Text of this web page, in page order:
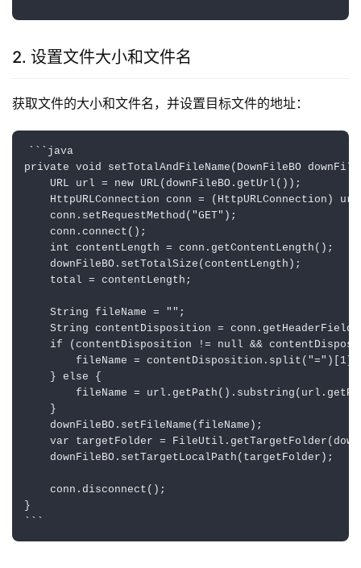
2. 设置文件大小和文件名
获取文件的大小和文件名，并设置目标文件的地址：
```java
private void setTotalAndFileName(DownFileBO
    URL url = new URL(downFileBO.getUrl());
HttpURLConnection conn = (HttpURLConnection)
    conn.setRequestMethod("GET");
    conn.connect();
    int contentLength = conn.getContentLength();
    downFileBO.setTotalSize(contentLength);
    total = contentLength;
    String fileName = "";
String contentDisposition =
if (contentDisposition != null &&
        fileName = contentDisposition.split("=")[1];
    } else {
fileName =
    }
    downFileBO.setFileName(fileName);
var targetFolder =
    downFileBO.setTargetLocalPath(targetFolder);
    conn.disconnect();
}